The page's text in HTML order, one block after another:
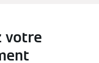
votre